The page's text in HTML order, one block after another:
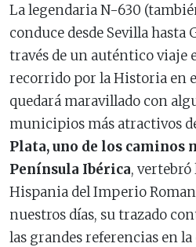
La legendaria N-630
conduce desde Sevilla hasta
través de un auténtico viaje
recorrido por la Historia en
quedará maravillado con
municipios más atractivos
Plata, uno de los caminos
Península Ibérica,
Hispania del Imperio
nuestros días, su trazado
las grandes referencias en